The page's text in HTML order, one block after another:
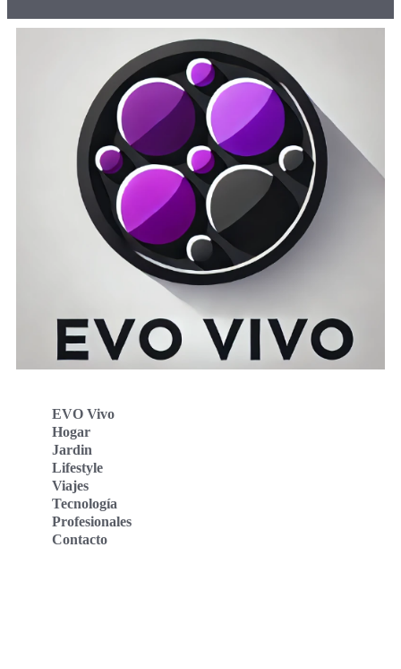
EVO Vivo
Hogar
Jardin
Lifestyle
Viajes
Tecnología
Profesionales
Contacto